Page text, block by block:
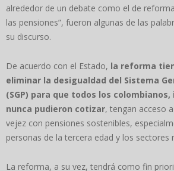
alrededor de un debate como el de
las pensiones”, fueron algunas de las
su discurso.
De acuerdo con el Estado, la reforma
eliminar la desigualdad del Sistema
(SGP) para que todos los
nunca pudieron cotizar, tengan acceso
vejez con pensiones sostenibles,
personas de la tercera edad y los sectores
La reforma, a su vez, tendrá como fin